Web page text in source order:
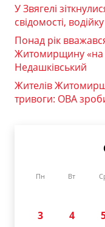
У Звягелі
свідомості,
Понад рік
Житомирщину «на
Недашківський
Жителів
тривоги: ОВА
Пн Вт
3
4